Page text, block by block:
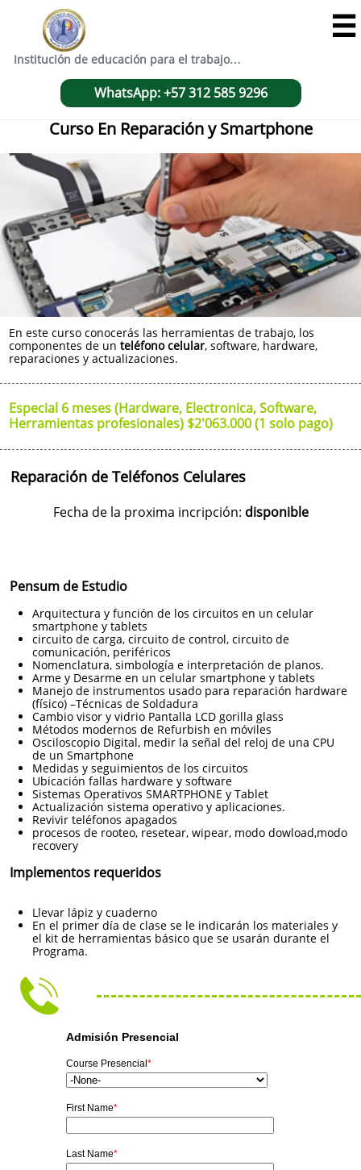

WhatsApp: +57 312 585 9296
Institución de educación para el trabajo…
Curso En Reparación y Smartphone
En este curso conocerás las herramientas de trabajo, los
componentes de un teléfono celular, software, hardware,
reparaciones y actualizaciones.
Especial 6 meses (Hardware, Electronica, Software,
Herramientas profesionales) $2'063.000 (1 solo pago)
Reparación de Teléfonos Celulares
Fecha de la proxima incripción: disponible
Pensum de Estudio
Arquitectura y función de los circuitos en un celular
smartphone y tablets
circuito de carga, circuito de control, circuito de
comunicación, periféricos
Nomenclatura, simbología e interpretación de planos.
Arme y Desarme en un celular smartphone y tablets
Manejo de instrumentos usado para reparación hardware
(físico) –Técnicas de Soldadura
Cambio visor y vidrio Pantalla LCD gorilla glass
Métodos modernos de Refurbish en móviles
Osciloscopio Digital, medir la señal del reloj de una CPU
de un Smartphone
Medidas y seguimientos de los circuitos
Ubicación fallas hardware y software
Sistemas Operativos SMARTPHONE y Tablet
Actualización sistema operativo y aplicaciones.
Revivir teléfonos apagados
procesos de rooteo, resetear, wipear, modo dowload,modo
recovery
Implementos requeridos
Llevar lápiz y cuaderno
En el primer día de clase se le indicarán los materiales y
el kit de herramientas básico que se usarán durante el
Programa.
